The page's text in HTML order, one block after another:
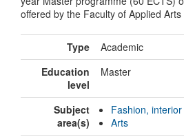
offered by the Faculty of Applied
Type
Academic
Education
level
Master
Subject
area(s)
Fashion,
Arts